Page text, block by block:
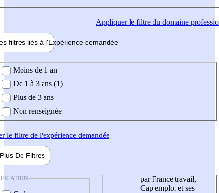
Appliquerle filtre du domaine
filtres liés à l'Expérience demandée
demandée
Moins de 1 an
De 1 à 3 ans (1)
Plus de 3 ans
Non renseignée
le filtre de l'expérience demandée
Plus De Filtres
par France travail,
Cap emploi et ses